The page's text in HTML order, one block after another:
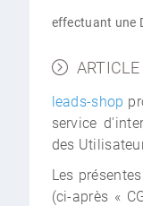
effectuant une
leads-shop
service
des
Les
(ci-après «